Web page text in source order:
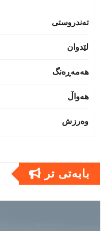
تەندروستى
لێدوان
هەمەڕەنگ
هەواڵ
وەرزش
بابەتى تر